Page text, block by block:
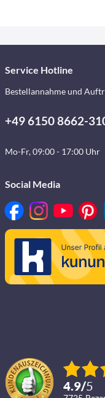
Service Hotline
Bestellannahme und
+49 6150 8662-
Mo-Fr, 09:00 - 17:00 Uhr
Social Media
4.9/5